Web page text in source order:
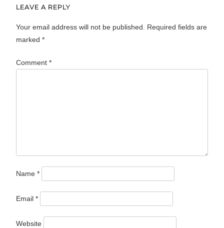
LEAVE A REPLY
Your email address will not be published.
Required fields are
marked*
Comment*
Name*
Email*
Website